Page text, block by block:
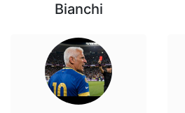
Bianchi